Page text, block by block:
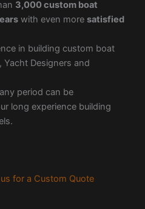
3,000 custom boat
with even more satisfied
in building custom boat
Yacht Designers and
period can be
long experience building
for a Custom Quote